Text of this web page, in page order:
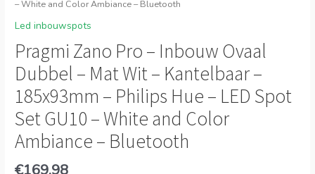
– White and Color Ambiance – Bluetooth
Led inbouwspots
Pragmi Zano Pro – Inbouw Ovaal
Dubbel – Mat Wit – Kantelbaar –
185x93mm – Philips Hue – LED Spot
Set GU10 – White and Color
Ambiance – Bluetooth
€169.98